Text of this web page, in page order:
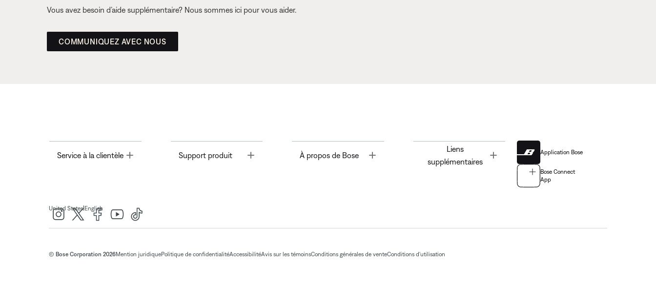
Vous avez besoin d’aide supplémentaire? Nous sommes ici pour vous aider.
COMMUNIQUEZ AVEC NOUS
Service à la clientèle Toggle Support produit À propos de Bose Toggle
Liens
supplémentaires
Application Bose
Bose Connect
App
United States| English
© Bose Corporation 2026Mention juridiquePolitique de confidentialitéAccessibilitéAvis sur les témoinsConditions générales de venteConditions d'utilisation